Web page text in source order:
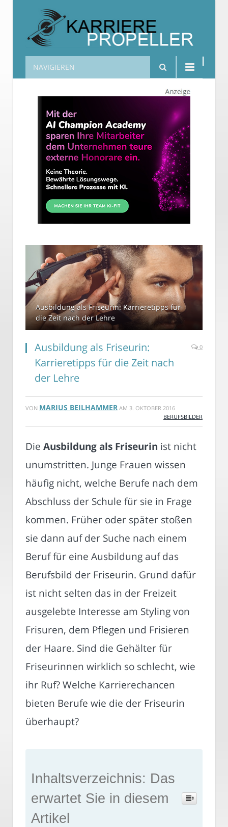
Karrierepropeller
NAVIGIEREN
Ausbildung als Friseurin: Karrieretipps für
die Zeit nach der Lehre
Ausbildung als Friseurin:
Karrieretipps für die Zeit nach
der Lehre
0
VON MARIUS BEILHAMMER AM 3. OKTOBER 2016
BERUFSBILDER
Die Ausbildung als Friseurin ist nicht
unumstritten. Junge Frauen wissen
häufig nicht, welche Berufe nach dem
Abschluss der Schule für sie in Frage
kommen. Früher oder später stoßen
sie dann auf der Suche nach einem
Beruf für eine Ausbildung auf das
Berufsbild der Friseurin. Grund dafür
ist nicht selten das in der Freizeit
ausgelebte Interesse am Styling von
Frisuren, dem Pflegen und Frisieren
der Haare. Sind die Gehälter für
Friseurinnen wirklich so schlecht, wie
ihr Ruf? Welche Karrierechancen
bieten Berufe wie die der Friseurin
überhaupt?
Inhaltsverzeichnis: Das
erwartet Sie in diesem
Artikel